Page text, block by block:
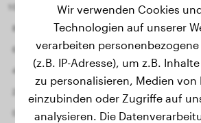
Wir verwenden Cookies
Technologien auf unserer
verarbeiten
(z.B. IP-Adresse), um z.B.
zu personalisieren, Medien
einzubinden oder Zugriffe auf
analysieren. Die